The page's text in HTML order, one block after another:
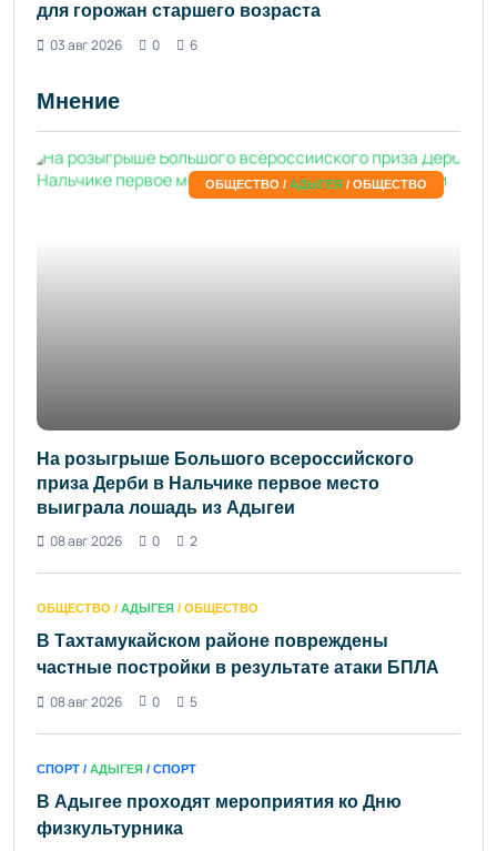
для горожан старшего возраста
03 авг 2026
0 6
Мнение
ОБЩЕСТВО / АДЫГЕЯ / ОБЩЕСТВО
На розыгрыше Большого всероссийского
приза Дерби в Нальчике первое место
выиграла лошадь из Адыгеи
08 авг 2026
0 2
ОБЩЕСТВО / АДЫГЕЯ / ОБЩЕСТВО
В Тахтамукайском районе повреждены
частные постройки в результате атаки БПЛА
08 авг 2026
0 5
СПОРТ / АДЫГЕЯ / СПОРТ
В Адыгее проходят мероприятия ко Дню
физкультурника